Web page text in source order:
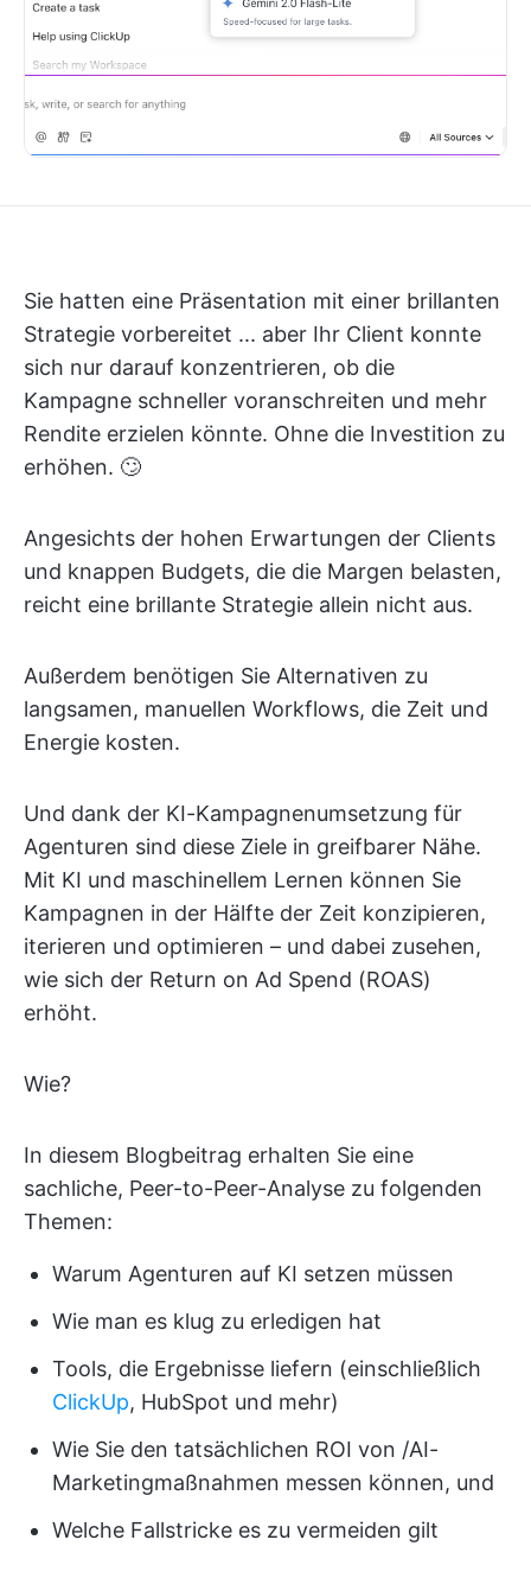
Sie hatten eine Präsentation mit einer brillanten
Strategie vorbereitet ... aber Ihr Client konnte
sich nur darauf konzentrieren, ob die
Kampagne schneller voranschreiten und mehr
Rendite erzielen könnte. Ohne die Investition zu
erhöhen. 🙄
Angesichts der hohen Erwartungen der Clients
und knappen Budgets, die die Margen belasten,
reicht eine brillante Strategie allein nicht aus.
Außerdem benötigen Sie Alternativen zu
langsamen, manuellen Workflows, die Zeit und
Energie kosten.
Und dank der KI-Kampagnenumsetzung für
Agenturen sind diese Ziele in greifbarer Nähe.
Mit KI und maschinellem Lernen können Sie
Kampagnen in der Hälfte der Zeit konzipieren,
iterieren und optimieren – und dabei zusehen,
wie sich der Return on Ad Spend (ROAS)
erhöht.
Wie?
In diesem Blogbeitrag erhalten Sie eine
sachliche, Peer-to-Peer-Analyse zu folgenden
Themen:
Warum Agenturen auf KI setzen müssen
Wie man es klug zu erledigen hat
Tools, die Ergebnisse liefern (einschließlich
ClickUp, HubSpot und mehr)
Wie Sie den tatsächlichen ROI von /AI-
Marketingmaßnahmen messen können, und
Welche Fallstricke es zu vermeiden gilt